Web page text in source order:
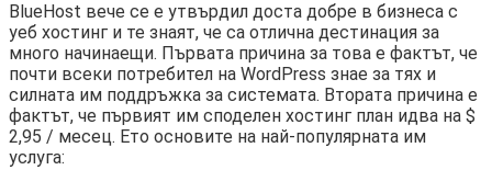
BlueHost вече се е утвърдил доста добре в бизнеса с
уеб хостинг и те знаят, че са отлична дестинация за
много начинаещи. Първата причина за това е фактът, че
почти всеки потребител на WordPress знае за тях и
силната им поддръжка за системата. Втората причина е
фактът, че първият им споделен хостинг план идва на $
2,95 / месец. Ето основите на най-популярната им
услуга: